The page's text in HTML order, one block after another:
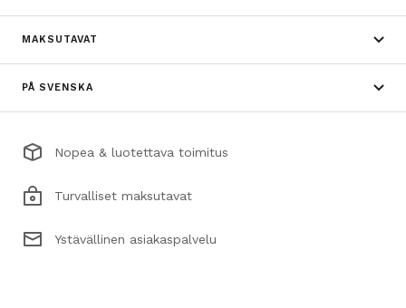
MAKSUTAVAT
PÅ SVENSKA
Nopea & luotettava toimitus
Turvalliset maksutavat
Ystävällinen asiakaspalvelu